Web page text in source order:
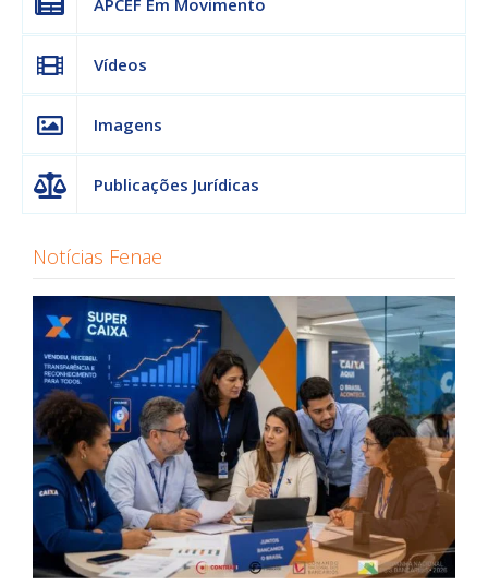
APCEF Em Movimento
Vídeos
Imagens
Publicações Jurídicas
Notícias Fenae